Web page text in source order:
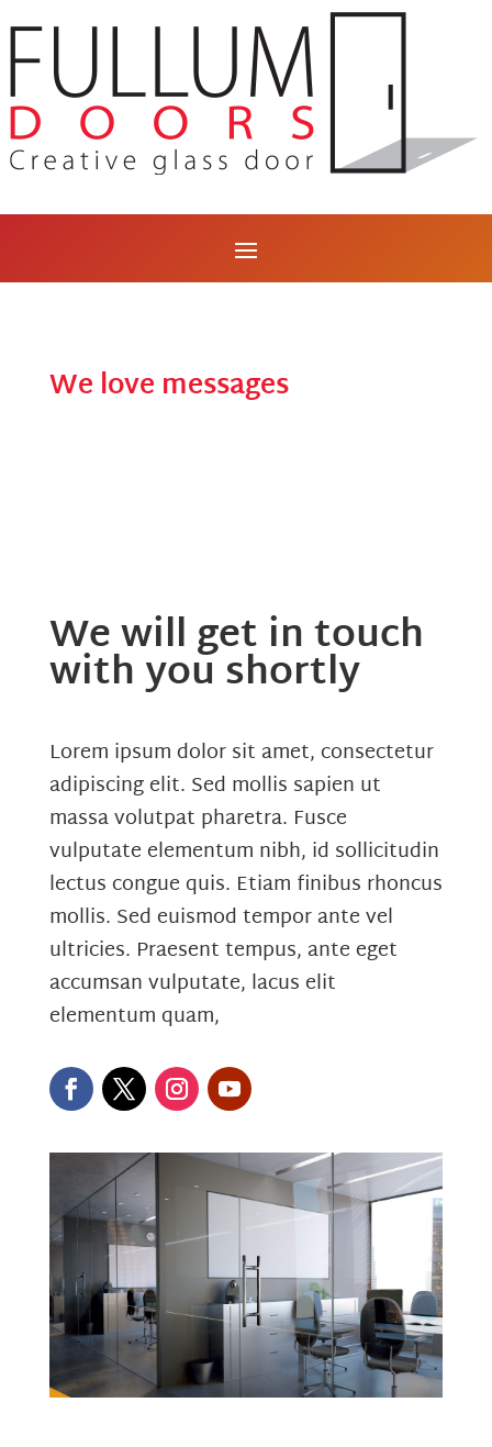
We love messages
THANK YOU
We will get in touch
with you shortly
Lorem ipsum dolor sit amet, consectetur
adipiscing elit. Sed mollis sapien ut
massa volutpat pharetra. Fusce
vulputate elementum nibh, id sollicitudin
lectus congue quis. Etiam finibus rhoncus
mollis. Sed euismod tempor ante vel
ultricies. Praesent tempus, ante eget
accumsan vulputate, lacus elit
elementum quam,